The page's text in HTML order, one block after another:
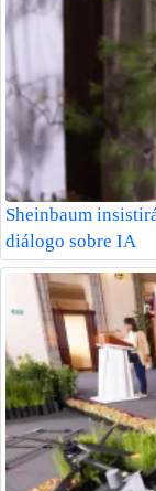
Sheinbaum
diálogo sobre IA